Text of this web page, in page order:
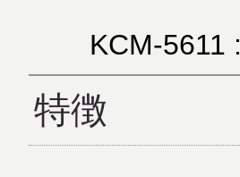
KCM-5611 :
特徴